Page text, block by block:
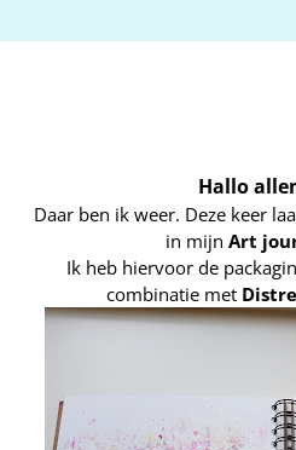
Hallo
Daar ben ik weer. Deze keer
in mijn Art
Ik heb hiervoor de
combinatie met